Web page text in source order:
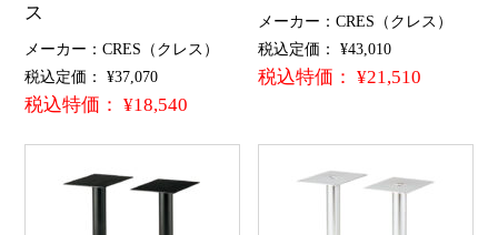
ス
メーカー：CRES（クレス）
税込定価： ¥37,070
税込特価： ¥18,540
メーカー：CRES（クレス）
税込定価： ¥43,010
税込特価： ¥21,510